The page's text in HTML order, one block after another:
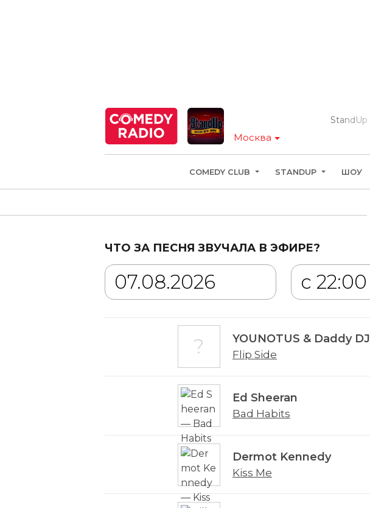
Москва
StandUp
COMEDY CLUB STANDUP ШОУ
ЧТО ЗА ПЕСНЯ ЗВУЧАЛА В ЭФИРЕ?
YOUNOTUS & Daddy DJ
Flip Side
Ed Sheeran
Bad Habits
Dermot Kennedy
Kiss Me